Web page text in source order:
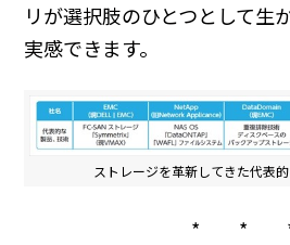
リが選択肢のひとつとして生
実感できます。
ストレージを革新してきた代表
* *